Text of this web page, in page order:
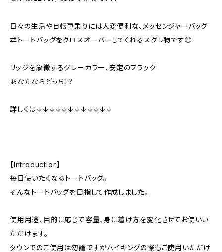
日々の生活や自転車乗りには大変便利な、メッセンジャーバッグ
⇄トートバッグをクロスオーバーしてくれるスグレ物です◎
リッジを象徴するグレーカラー、安定のブラック
あなたならどっち！？
詳しくは↓↓↓↓↓↓↓↓↓↓↓↓
【Introduction】
毎日使いたくなるトートバッグ。
そんなトートバッグを目指して作成しました。
使用用途、目的に応じて容量、身に着け方を変化させてお使いい
ただけます。
タウンでのご使用は勿論ですがハイキングの際もご使用いただけ